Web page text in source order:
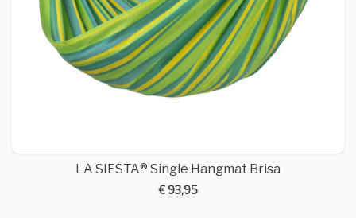
LA SIESTA® Single Hangmat Brisa
€ 93,95